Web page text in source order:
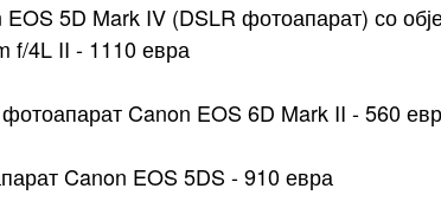
EOS 5D Mark IV (DSLR фотоапарат) со
f/4L II - 1110 евра
Canon EOS 6D Mark II - 560
Canon EOS 5DS - 910 евра